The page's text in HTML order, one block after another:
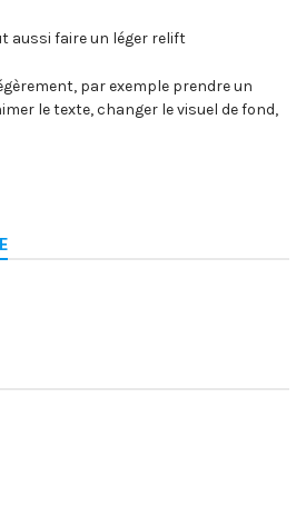
aussi faire un léger relift
par exemple prendre un
le texte, changer le visuel de fond,